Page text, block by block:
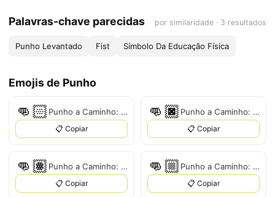
Palavras-chave parecidas por similaridade · 3 resultados
Punho Levantado Fist Símbolo Da Educação Física
Emojis de Punho
👊🏻 Punho a Caminho: Tom de Pele Claro
📋 Copiar
👊🏿 Punho a Caminho: Tom de Pele Escuro
📋 Copiar
👊🏽 Punho a Caminho: Tom de Pele Médio
📋 Copiar
👊🏼 Punho a Caminho: Tom de Pele Médio-Claro
📋 Copiar